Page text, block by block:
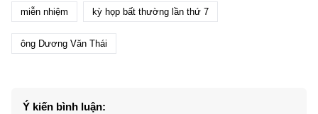
miễn nhiệm kỳ họp bất thường lần thứ 7
ông Dương Văn Thái
Ý kiến bình luận: